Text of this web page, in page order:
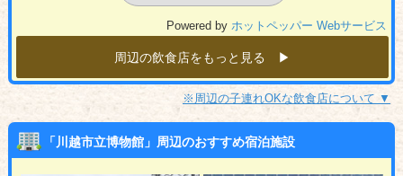
Powered by ホットペッパー Webサービス
周辺の飲食店をもっと見る ▶︎
※周辺の子連れOKな飲食店について ▼
「川越市立博物館」周辺のおすすめ宿泊施設